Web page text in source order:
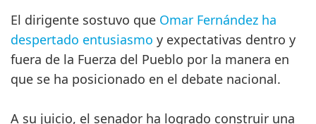
El dirigente sostuvo que Omar Fernández ha
despertado entusiasmo y expectativas dentro y
fuera de la Fuerza del Pueblo por la manera en
que se ha posicionado en el debate nacional.
A su juicio, el senador ha logrado construir una